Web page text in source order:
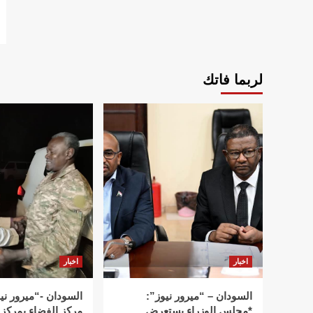
لربما فاتك
اخبار
السودان – “ميرور نيوز”:
اخبار
السودان -“ميرور